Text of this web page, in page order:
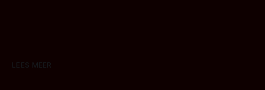
LEES MEER